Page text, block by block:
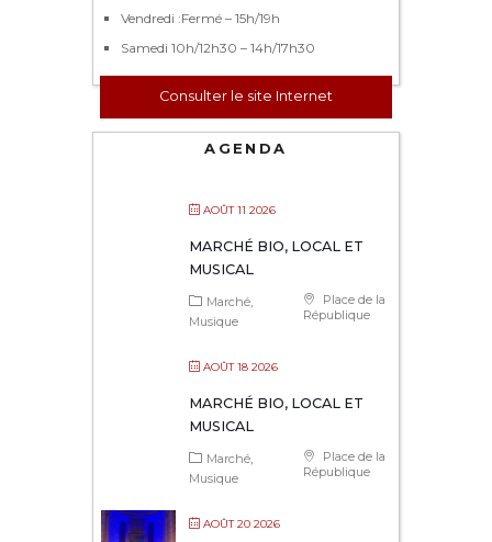
Vendredi :Fermé – 15h/19h
Samedi 10h/12h30 – 14h/17h30
Consulter le site Internet
AGENDA
AOÛT 11 2026
MARCHÉ BIO, LOCAL ET
MUSICAL
Place de la
République
Marché
Musique
AOÛT 18 2026
MARCHÉ BIO, LOCAL ET
MUSICAL
Place de la
République
Marché
Musique
AOÛT 20 2026